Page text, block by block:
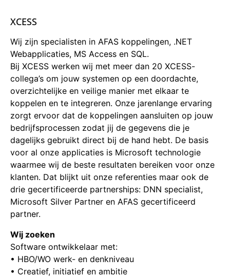
XCESS
Wij zijn specialisten in AFAS koppelingen, .NET
Webapplicaties, MS Access en SQL.
Bij XCESS werken wij met meer dan 20 XCESS-
collega’s om jouw systemen op een doordachte,
overzichtelijke en veilige manier met elkaar te
koppelen en te integreren. Onze jarenlange ervaring
zorgt ervoor dat de koppelingen aansluiten op jouw
bedrijfsprocessen zodat jij de gegevens die je
dagelijks gebruikt direct bij de hand hebt. De basis
voor al onze applicaties is Microsoft technologie
waarmee wij de beste resultaten bereiken voor onze
klanten. Dat blijkt uit onze referenties maar ook de
drie gecertificeerde partnerships: DNN specialist,
Microsoft Silver Partner en AFAS gecertificeerd
partner.
Wij zoeken
Software ontwikkelaar met:
• HBO/WO werk- en denkniveau
• Creatief, initiatief en ambitie